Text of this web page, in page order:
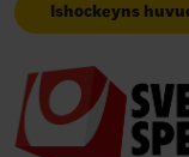
Ishockeyns